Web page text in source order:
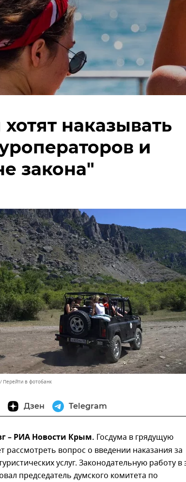
наказывать
и
закона"
Перейти в фотобанк
Дзен Telegram
– РИА Новости Крым. Госдума в грядущую
вопрос о введении наказания за
услуг. Законодательную работу в
председатель думского комитета по